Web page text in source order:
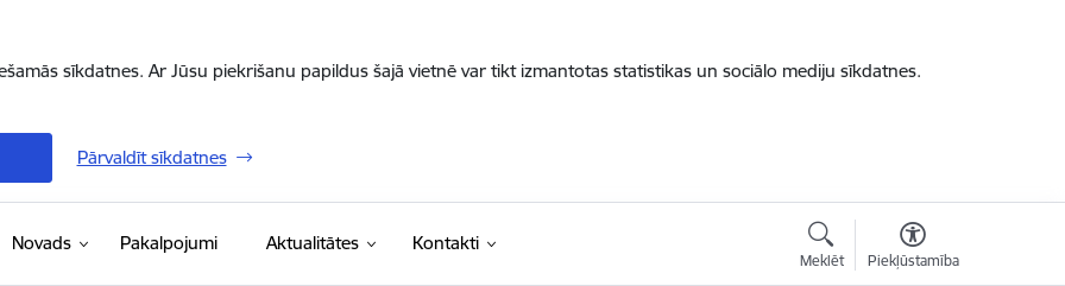
sīkdatnes. Ar Jūsu piekrišanu papildus šajā vietnē var tikt izmantotas statistikas un sociālo mediju sīkdatnes.
Pārvaldīt sīkdatnes
Novads Pakalpojumi Aktualitātes Kontakti
Meklēt Piekļūstamība